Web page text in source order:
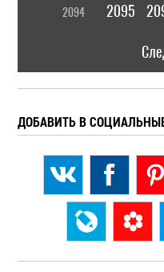
2094 2095
ДОБАВИТЬ В